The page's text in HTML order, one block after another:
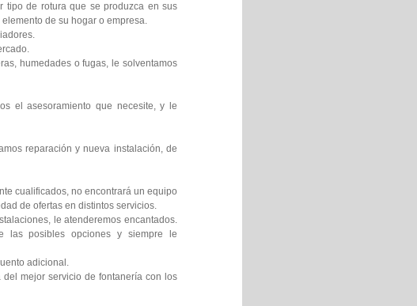
tipo de rotura que se produzca en sus
de su hogar o empresa.
humedades o fugas, le solventamos
el asesoramiento que necesite, y le
reparación y nueva instalación, de
cualificados, no encontrará un equipo
de ofertas en distintos servicios.
le atenderemos encantados.
las posibles opciones y siempre le
adicional.
mejor servicio de fontanería con los